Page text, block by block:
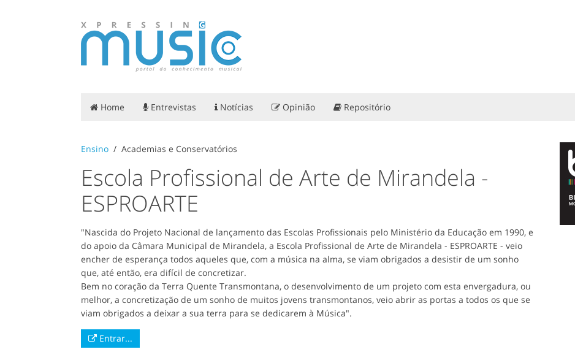
Home Entrevistas Notícias Opinião Repositório
Ensino Academias e Conservatórios
Escola Profissional de Arte de Mirandela -
ESPROARTE
"Nascida do Projeto Nacional de lançamento das Escolas Profissionais pelo Ministério da Educação em 1990, e
do apoio da Câmara Municipal de Mirandela, a Escola Profissional de Arte de Mirandela - ESPROARTE - veio
encher de esperança todos aqueles que, com a música na alma, se viam obrigados a desistir de um sonho
que, até então, era difícil de concretizar.
Bem no coração da Terra Quente Transmontana, o desenvolvimento de um projeto com esta envergadura, ou
melhor, a concretização de um sonho de muitos jovens transmontanos, veio abrir as portas a todos os que se
viam obrigados a deixar a sua terra para se dedicarem à Música".
Entrar...